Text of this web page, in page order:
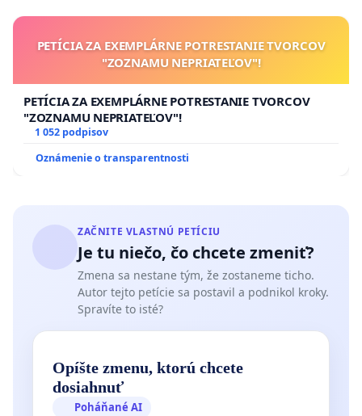
PETÍCIA ZA EXEMPLÁRNE POTRESTANIE TVORCOV
"ZOZNAMU NEPRIATEĽOV"!
PETÍCIA ZA EXEMPLÁRNE POTRESTANIE TVORCOV
"ZOZNAMU NEPRIATEĽOV"!
1 052 podpisov
Oznámenie o transparentnosti
ZAČNITE VLASTNÚ PETÍCIU
Je tu niečo, čo chcete zmeniť?
Zmena sa nestane tým, že zostaneme ticho.
Autor tejto petície sa postavil a podnikol kroky.
Spravíte to isté?
Opíšte zmenu, ktorú chcete
dosiahnuť
Poháňané AI